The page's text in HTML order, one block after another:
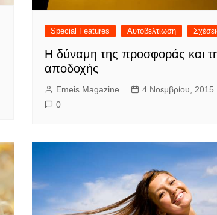
Special Features Αυτοβελτίωση
Η δύναμη της προσφοράς και
αποδοχής
Emeis Magazine
4 Νοεμβρίου, 2015
0